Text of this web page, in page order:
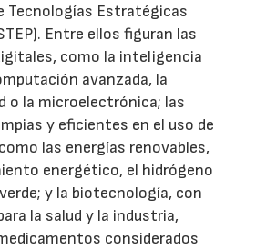
Tecnologías Estratégicas
Entre ellos figuran las
como la inteligencia
avanzada, la
o la microelectrónica; las
y eficientes en el uso de
las energías renovables,
energético, el hidrógeno
y la biotecnología, con
la salud y la industria,
considerados